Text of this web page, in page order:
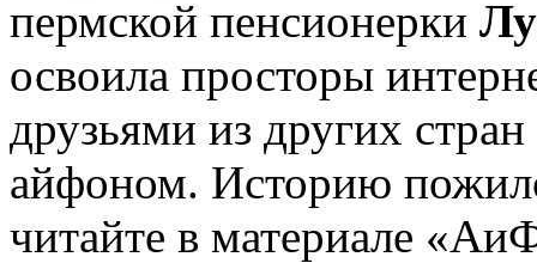
пермской пенсионерки
освоила просторы
друзьями из других
айфоном. Историю
читайте в материале